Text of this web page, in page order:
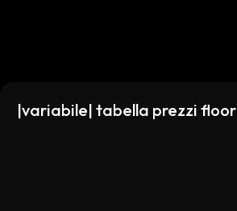
|variabile| tabella prezzi floor